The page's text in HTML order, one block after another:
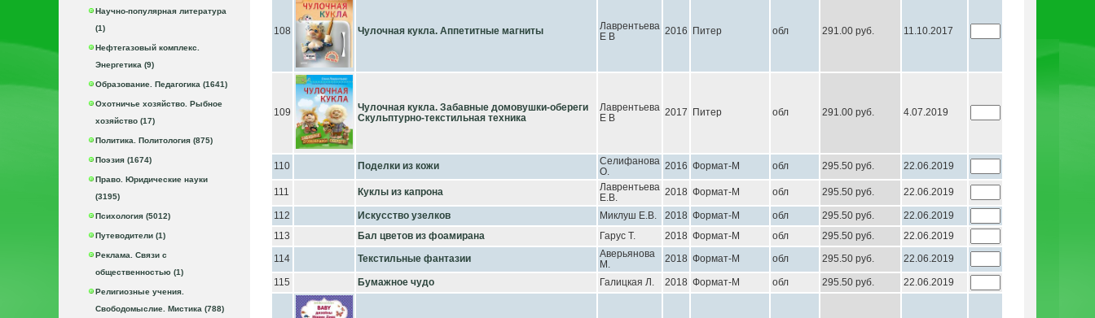
Научно-популярная литература
(1)
Нефтегазовый комплекс.
Энергетика (9)
Образование. Педагогика (1641)
Охотничье хозяйство. Рыбное
хозяйство (17)
Политика. Политология (875)
Поэзия (1674)
Право. Юридические науки
(3195)
Психология (5012)
Путеводители (1)
Реклама. Связи с
общественностью (1)
Религиозные учения.
Свободомыслие. Мистика (788)
108 Чулочная кукла. Аппетитные магниты
Лаврентьева
Е В
2016 Питер обл 291.00 руб. 11.10.2017
109
Чулочная кукла. Забавные домовушки-обереги
Скульптурно-текстильная техника
Лаврентьева
Е В
2017 Питер обл 291.00 руб. 4.07.2019
110 Поделки из кожи
Селифанова
О.
2016 Формат-М обл 295.50 руб. 22.06.2019
111 Куклы из капрона
Лаврентьева
Е.В.
2018 Формат-М обл 295.50 руб. 22.06.2019
112 Искусство узелков Миклуш Е.В. 2018 Формат-М обл 295.50 руб.
22.06.2019
113
Бал цветов из фоамирана Гарус Т. 2018 Формат-М обл 295.50 руб.
22.06.2019
114
Текстильные фантазии
Аверьянова
М.
2018 Формат-М обл 295.50 руб. 22.06.2019
115 Бумажное чудо Галицкая Л. 2018 Формат-М обл 295.50 руб. 22.06.2019